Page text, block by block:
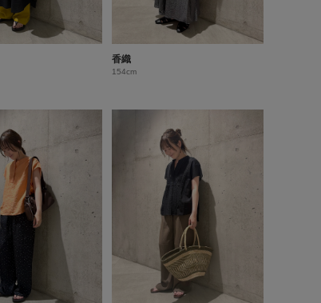
香織
154cm